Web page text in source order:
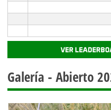
Galería - Abierto
VER